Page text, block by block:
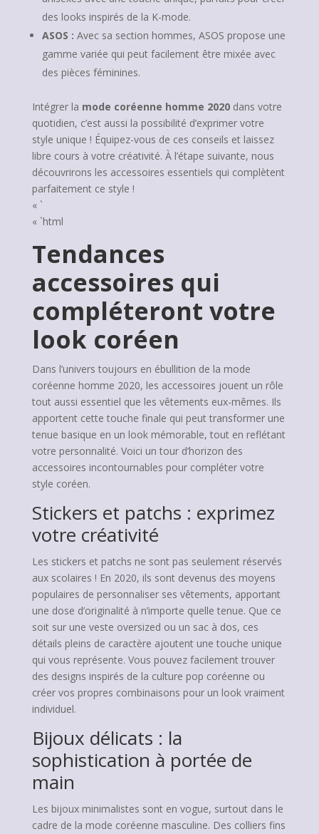
des looks inspirés de la K-mode.
ASOS : Avec sa section hommes, ASOS propose une
gamme variée qui peut facilement être mixée avec
des pièces féminines.
Intégrer la mode coréenne homme 2020dans votre
quotidien, c’est aussi la possibilité d’exprimer votre
style unique ! Équipez-vous de ces conseils et laissez
libre cours à votre créativité. À l’étape suivante, nous
découvrirons les accessoires essentiels qui complètent
parfaitement ce style !
« `
« `html
Tendances
accessoires qui
compléteront votre
look coréen
Dans l’univers toujours en ébullition de la mode
coréenne homme 2020, les accessoires jouent un rôle
tout aussi essentiel que les vêtements eux-mêmes. Ils
apportent cette touche finale qui peut transformer une
tenue basique en un look mémorable, tout en reflétant
votre personnalité. Voici un tour d’horizon des
accessoires incontournables pour compléter votre
style coréen.
Stickers et patchs : exprimez
votre créativité
Les stickers et patchs ne sont pas seulement réservés
aux scolaires ! En 2020, ils sont devenus des moyens
populaires de personnaliser ses vêtements, apportant
une dose d’originalité à n’importe quelle tenue. Que ce
soit sur une veste oversized ou un sac à dos, ces
détails pleins de caractère ajoutent une touche unique
qui vous représente. Vous pouvez facilement trouver
des designs inspirés de la culture pop coréenne ou
créer vos propres combinaisons pour un look vraiment
individuel.
Bijoux délicats : la
sophistication à portée de
main
Les bijoux minimalistes sont en vogue, surtout dans le
cadre de la mode coréenne masculine. Des colliers fins